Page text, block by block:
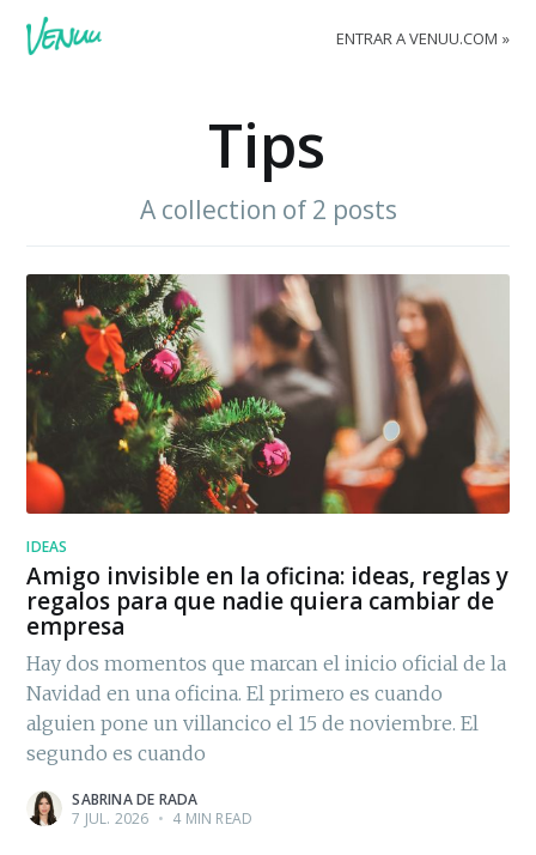
ENTRAR A VENUU.COM
Tips
A collection of 2 posts
IDEAS
Amigo invisible en la oficina: ideas, reglas y
regalos para que nadie quiera cambiar de
empresa
Hay dos momentos que marcan el inicio oficial de la
Navidad en una oficina. El primero es cuando
alguien pone un villancico el 15 de noviembre. El
segundo es cuando
SABRINA DE RADA
7 JUL. 2026 • 4 MIN READ